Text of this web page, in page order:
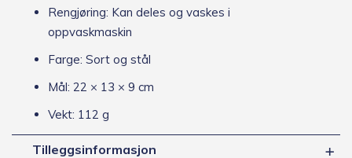
Rengjøring: Kan deles og vaskes i
oppvaskmaskin
Farge: Sort og stål
Mål: 22 × 13 × 9 cm
Vekt: 112 g
Tilleggsinformasjon